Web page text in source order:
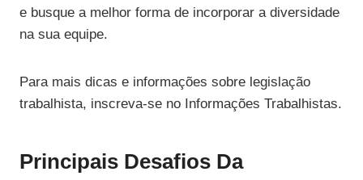
e busque a melhor forma de incorporar a diversidade
na sua equipe.
Para mais dicas e informações sobre legislação
trabalhista, inscreva-se no Informações Trabalhistas.
Principais Desafios Da